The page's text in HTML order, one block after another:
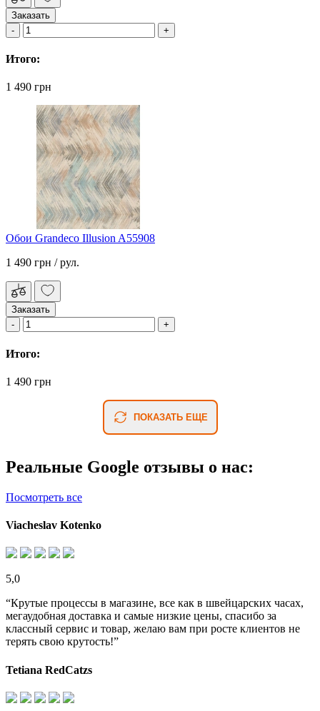
Заказать
Итого:
1 490 грн
Обои Grandeco Illusion A55908
1 490 грн / рул.
Заказать
Итого:
1 490 грн
ПОКАЗАТЬ ЕЩЕ
Реальные Google отзывы о нас:
Посмотреть все
Viacheslav Kotenko
5,0
“Крутые процессы в магазине, все как в швейцарских часах,
мегаудобная доставка и самые низкие цены, спасибо за
классный сервис и товар, желаю вам при росте клиентов не
терять свою крутость!”
Tetiana RedCatzs